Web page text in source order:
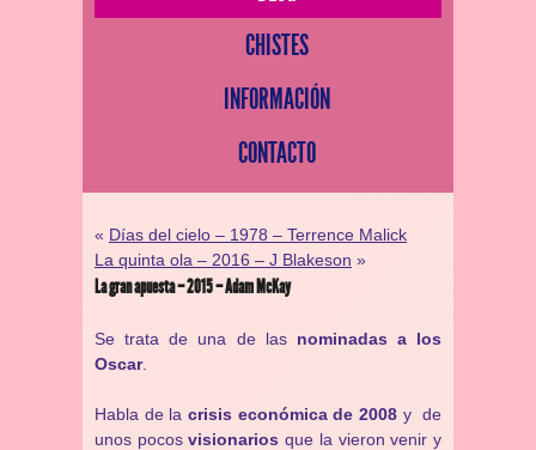
CHISTES
INFORMACIÓN
CONTACTO
« Días del cielo – 1978 – Terrence Malick
La quinta ola – 2016 – J Blakeson »
La gran apuesta – 2015 – Adam McKay
Se trata de una de las nominadas a los
Oscar.
Habla de la crisis económica de 2008 y de
unos pocosvisionarios que la vieron venir y